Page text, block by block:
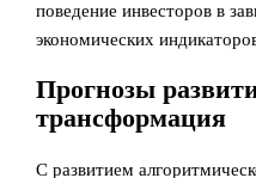
поведение инвесторов в
экономических
Прогнозы
трансформация
С развитием